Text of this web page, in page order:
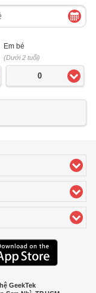
Em bé
(Dưới 2 tuổi)
0
GeekTek